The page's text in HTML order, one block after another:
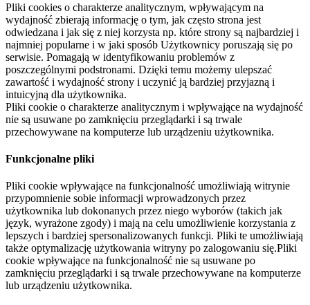
Pliki cookies o charakterze analitycznym, wpływającym na
wydajność zbierają informację o tym, jak często strona jest
odwiedzana i jak się z niej korzysta np. które strony są najbardziej i
najmniej popularne i w jaki sposób Użytkownicy poruszają się po
serwisie. Pomagają w identyfikowaniu problemów z
poszczególnymi podstronami. Dzięki temu możemy ulepszać
zawartość i wydajność strony i uczynić ją bardziej przyjazną i
intuicyjną dla użytkownika.
Pliki cookie o charakterze analitycznym i wpływające na wydajność
nie są usuwane po zamknięciu przeglądarki i są trwale
przechowywane na komputerze lub urządzeniu użytkownika.
Funkcjonalne pliki
Pliki cookie wpływające na funkcjonalność umożliwiają witrynie
przypomnienie sobie informacji wprowadzonych przez
użytkownika lub dokonanych przez niego wyborów (takich jak
język, wyrażone zgody) i mają na celu umożliwienie korzystania z
lepszych i bardziej spersonalizowanych funkcji. Pliki te umożliwiają
także optymalizację użytkowania witryny po zalogowaniu się.Pliki
cookie wpływające na funkcjonalność nie są usuwane po
zamknięciu przeglądarki i są trwale przechowywane na komputerze
lub urządzeniu użytkownika.